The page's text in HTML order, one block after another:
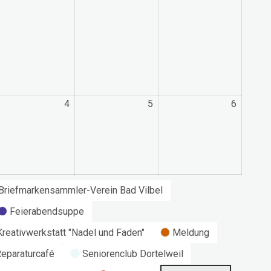
4 5 6
Verein Bad Vilbel
Feierabendsuppe
"Nadel und Faden"
Meldung
Seniorenclub Dortelweil